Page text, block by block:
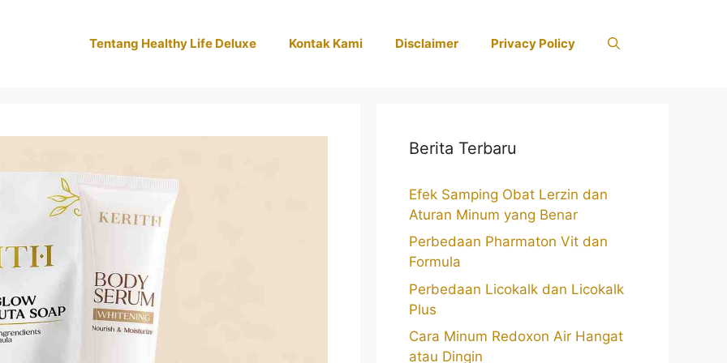
Tentang Healthy Life Deluxe Kontak Kami Disclaimer Privacy Policy
Berita Terbaru
Efek Samping Obat Lerzin dan
Aturan Minum yang Benar
Perbedaan Pharmaton Vit dan
Formula
Perbedaan Licokalk dan Licokalk
Plus
Cara Minum Redoxon Air Hangat
atau Dingin